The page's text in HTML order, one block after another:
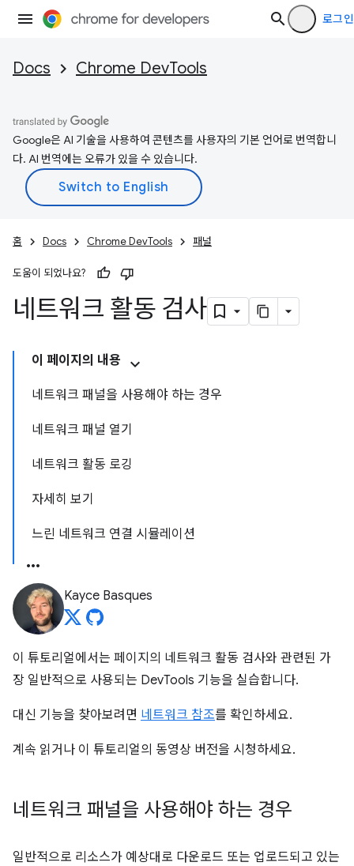
로그인
Docs Chrome DevTools
Google은 AI 기술을 사용하여 콘텐츠를 사용자의 기본 언어로 번역합니
다. AI 번역에는 오류가 있을 수 있습니다.
홈 Docs Chrome DevTools 패널
도움이 되었나요?
네트워크 활동 검사
이 페이지의 내용
네트워크 패널을 사용해야 하는 경우
네트워크 패널 열기
네트워크 활동 로깅
자세히 보기
느린 네트워크 연결 시뮬레이션
Kayce Basques
이 튜토리얼에서는 페이지의 네트워크 활동 검사와 관련된 가
장 일반적으로 사용되는 DevTools 기능을 실습합니다.
대신 기능을 찾아보려면 네트워크 참조를 확인하세요.
계속 읽거나 이 튜토리얼의 동영상 버전을 시청하세요.
네트워크 패널을 사용해야 하는 경우
일반적으로 리소스가 예상대로 다운로드 또는 업로드되고 있는